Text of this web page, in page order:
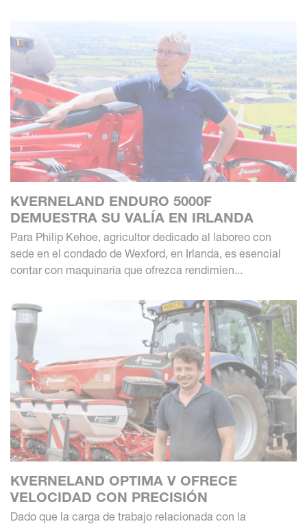
KVERNELAND ENDURO 5000F
DEMUESTRA SU VALÍA EN IRLANDA
Para Philip Kehoe, agricultor dedicado al laboreo con
sede en el condado de Wexford, en Irlanda, es esencial
contar con maquinaria que ofrezca rendimien...
KVERNELAND OPTIMA V OFRECE
VELOCIDAD CON PRECISIÓN
Dado que la carga de trabajo relacionada con la